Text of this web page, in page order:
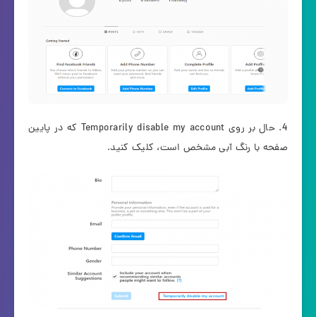
4. حال بر روی Temporarily disable my account که در پایین
صفحه با رنگ آبی مشخص است، کلیک کنید.